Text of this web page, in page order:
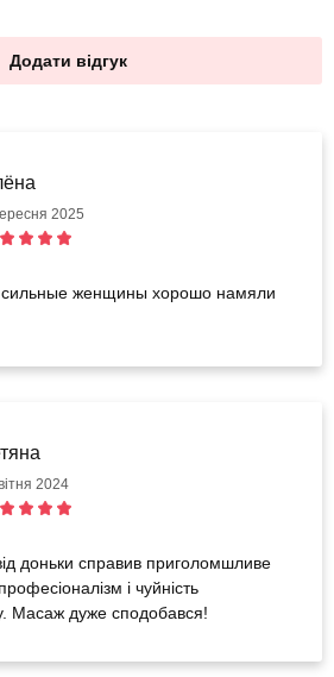
Додати відгук
2025
сильные женщины хорошо намяли
2024
доньки справив приголомшливе
і чуйність
Масаж дуже сподобався!